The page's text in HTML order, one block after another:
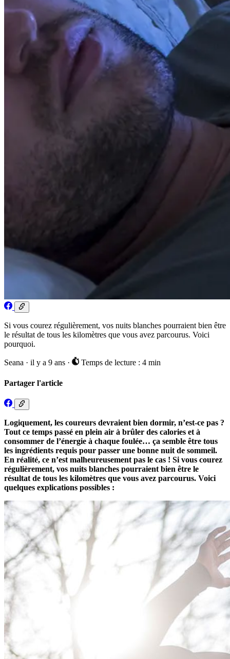
Si vous courez régulièrement, vos nuits blanches pourraient bien être
le résultat de tous les kilomètres que vous avez parcourus. Voici
pourquoi.
Seana · il y a 9 ans · Temps de lecture : 4 min
Partager l'article
Logiquement, les coureurs devraient bien dormir, n’est-ce pas ?
Tout ce temps passé en plein air à brûler des calories et à
consommer de l’énergie à chaque foulée… ça semble être tous
les ingrédients requis pour passer une bonne nuit de sommeil.
En réalité, ce n’est malheureusement pas le cas ! Si vous courez
régulièrement, vos nuits blanches pourraient bien être le
résultat de tous les kilomètres que vous avez parcourus. Voici
quelques explications possibles :